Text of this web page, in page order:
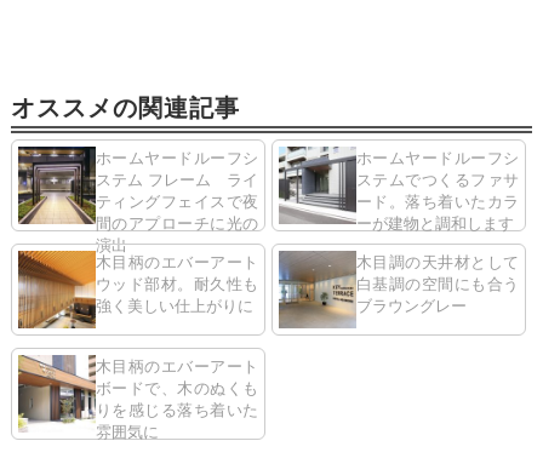
オススメの関連記事
ホームヤードルーフシ
ステム フレーム ライ
ティングフェイスで夜
間のアプローチに光の
演出
ホームヤードルーフシ
ステムでつくるファサ
ード。落ち着いたカラ
ーが建物と調和します
木目柄のエバーアート
ウッド部材。耐久性も
強く美しい仕上がりに
木目調の天井材として
白基調の空間にも合う
ブラウングレー
木目柄のエバーアート
ボードで、木のぬくも
りを感じる落ち着いた
雰囲気に